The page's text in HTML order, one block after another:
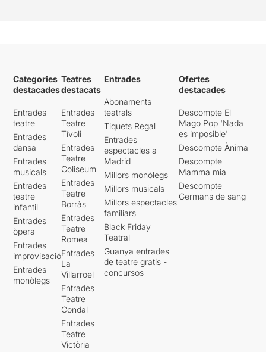
Categories
destacades
Entrades
teatre
Entrades
dansa
Entrades
musicals
Entrades
teatre
infantil
Entrades
òpera
Entrades
improvisació
Entrades
monòlegs
Teatres
destacats
Entrades
Teatre
Tívoli
Entrades
Teatre
Coliseum
Entrades
Teatre
Borràs
Entrades
Teatre
Romea
Entrades
La
Villarroel
Entrades
Teatre
Condal
Entrades
Teatre
Victòria
Entrades
Abonaments
teatrals
Tiquets Regal
Entrades
espectacles a
Madrid
Millors monòlegs
Millors musicals
Millors espectacles
familiars
Black Friday
Teatral
Guanya entrades
de teatre gratis -
concursos
Ofertes
destacades
Descompte El
Mago Pop 'Nada
es imposible'
Descompte Ànima
Descompte
Mamma mia
Descompte
Germans de sang